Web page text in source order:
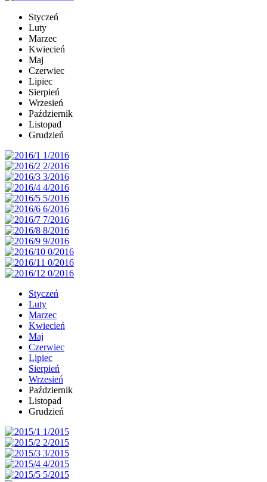
Styczeń
Luty
Marzec
Kwiecień
Maj
Czerwiec
Lipiec
Sierpień
Wrzesień
Październik
Listopad
Grudzień
Styczeń
Luty
Marzec
Kwiecień
Maj
Czerwiec
Lipiec
Sierpień
Wrzesień
Październik
Listopad
Grudzień